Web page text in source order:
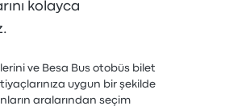
kolayca
ve Besa Bus otobüs bilet
uygun bir şekilde
aralarından seçim